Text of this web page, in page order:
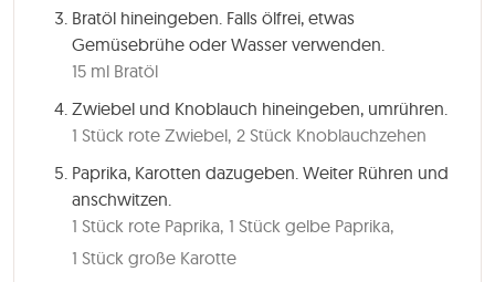
Bratöl hineingeben. Falls ölfrei, etwas
Gemüsebrühe oder Wasser verwenden.
15 ml Bratöl
Zwiebel und Knoblauch hineingeben, umrühren.
1 Stück rote Zwiebel, 2 Stück Knoblauchzehen
Paprika, Karotten dazugeben. Weiter Rühren und
anschwitzen.
1 Stück rote Paprika, 1 Stück gelbe Paprika,
1 Stück große Karotte